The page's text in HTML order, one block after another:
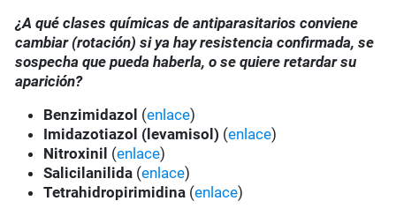
¿A qué clases químicas de antiparasitarios conviene
cambiar (rotación) si ya hay resistencia confirmada, se
sospecha que pueda haberla, o se quiere retardar su
aparición?
Benzimidazol (enlace)
Imidazotiazol (levamisol) (enlace)
Nitroxinil (enlace)
Salicilanilida (enlace)
Tetrahidropirimidina (enlace)